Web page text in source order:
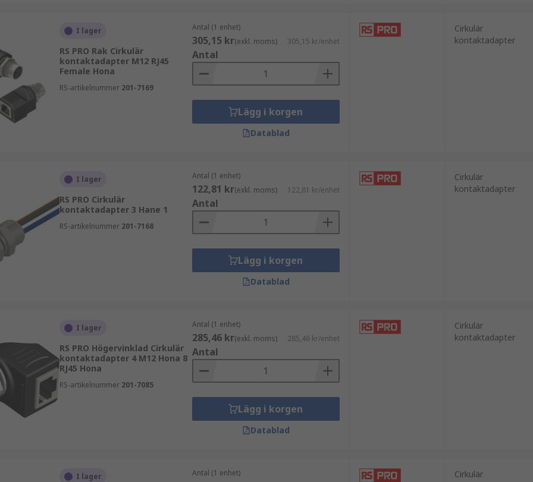
till exempel mellan olika poltal, kön och kontaktstandarder. Det gör det enkelt att hitta
vilket är viktigt i miljöer med damm, fukt eller vibrationer.
antal poler och miljökrav. Det är även viktigt att säkerställa kompatibilitet med
produkt för din applikation.
RS PRO. Vårt eget varumärke är ett prisvärt alternativ med fokus på kvalitet, tillförlitlighet
beställ hos oss på RS för snabb leverans och pålitlig teknisk support.
I lager
RS PRO Rak Cirkulär
kontaktadapter M12 RJ45
Female Hona
RS-artikelnummer 201-7169
Antal (1 enhet)
305,15 kr(exkl. moms) 305,15 kr/enhet
Antal
Lägg i korgen
Datablad
Cirkulär
kontaktadapter
I lager
RS PRO Cirkulär
kontaktadapter 3 Hane 1
RS-artikelnummer 201-7168
Antal (1 enhet)
122,81 kr(exkl. moms) 122,81 kr/enhet
Antal
Lägg i korgen
Datablad
Cirkulär
kontaktadapter
I lager
RS PRO Högervinklad Cirkulär
kontaktadapter 4 M12 Hona 8
RJ45 Hona
RS-artikelnummer 201-7085
Antal (1 enhet)
285,46 kr(exkl. moms) 285,46 kr/enhet
Antal
Lägg i korgen
Datablad
Cirkulär
kontaktadapter
I lager Antal (1 enhet)
Cirkulär